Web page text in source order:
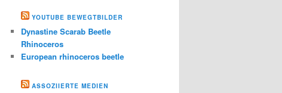
YOUTUBE BEWEGTBILDER
Dynastine Scarab Beetle
Rhinoceros
European rhinoceros beetle
ASSOZIIERTE MEDIEN